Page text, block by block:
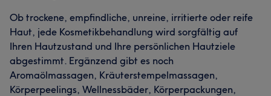
Ob trockene, empfindliche, unreine, irritierte oder reife
Haut, jede Kosmetikbehandlung wird sorgfältig auf
Ihren Hautzustand und Ihre persönlichen Hautziele
abgestimmt. Ergänzend gibt es noch
Aromaölmassagen, Kräuterstempelmassagen,
Körperpeelings, Wellnessbäder, Körperpackungen,